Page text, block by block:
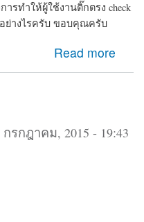
ารทำให้ผู้ใช้งานติ๊กตรง check
ย่างไรครับ ขอบคุณครับ
Read more
หน่อยครับ
กรกฎาคม, 2015 - 19:43